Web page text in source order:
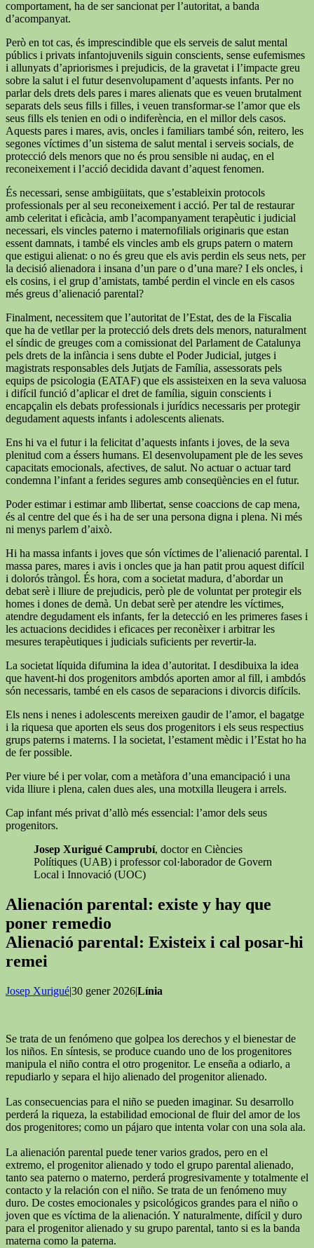
comportament, ha de ser sancionat per l’autoritat, a banda
d’acompanyat.
Però en tot cas, és imprescindible que els serveis de salut mental
públics i privats infantojuvenils siguin conscients, sense eufemismes
i allunyats d’apriorismes i prejudicis, de la gravetat i l’impacte greu
sobre la salut i el futur desenvolupament d’aquests infants. Per no
parlar dels drets dels pares i mares alienats que es veuen brutalment
separats dels seus fills i filles, i veuen transformar-se l’amor que els
seus fills els tenien en odi o indiferència, en el millor dels casos.
Aquests pares i mares, avis, oncles i familiars també són, reitero, les
segones víctimes d’un sistema de salut mental i serveis socials, de
protecció dels menors que no és prou sensible ni audaç, en el
reconeixement i l’acció decidida davant d’aquest fenomen.
És necessari, sense ambigüitats, que s’estableixin protocols
professionals per al seu reconeixement i acció. Per tal de restaurar
amb celeritat i eficàcia, amb l’acompanyament terapèutic i judicial
necessari, els vincles paterno i maternofilials originaris que estan
essent damnats, i també els vincles amb els grups patern o matern
que estigui alienat: o no és greu que els avis perdin els seus nets, per
la decisió alienadora i insana d’un pare o d’una mare? I els oncles, i
els cosins, i el grup d’amistats, també perdin el vincle en els casos
més greus d’alienació parental?
Finalment, necessitem que l’autoritat de l’Estat, des de la Fiscalia
que ha de vetllar per la protecció dels drets dels menors, naturalment
el síndic de greuges com a comissionat del Parlament de Catalunya
pels drets de la infància i sens dubte el Poder Judicial, jutges i
magistrats responsables dels Jutjats de Família, assessorats pels
equips de psicologia (EATAF) que els assisteixen en la seva valuosa
i difícil funció d’aplicar el dret de família, siguin conscients i
encapçalin els debats professionals i jurídics necessaris per protegir
degudament aquests infants i adolescents alienats.
Ens hi va el futur i la felicitat d’aquests infants i joves, de la seva
plenitud com a éssers humans. El desenvolupament ple de les seves
capacitats emocionals, afectives, de salut. No actuar o actuar tard
condemna l’infant a ferides segures amb conseqüències en el futur.
Poder estimar i estimar amb llibertat, sense coaccions de cap mena,
és al centre del que és i ha de ser una persona digna i plena. Ni més
ni menys parlem d’això.
Hi ha massa infants i joves que són víctimes de l’alienació parental. I
massa pares, mares i avis i oncles que ja han patit prou aquest difícil
i dolorós tràngol. És hora, com a societat madura, d’abordar un
debat serè i lliure de prejudicis, però ple de voluntat per protegir els
homes i dones de demà. Un debat serè per atendre les víctimes,
atendre degudament els infants, fer la detecció en les primeres fases i
les actuacions decidides i eficaces per reconèixer i arbitrar les
mesures terapèutiques i judicials suficients per revertir-la.
La societat líquida difumina la idea d’autoritat. I desdibuixa la idea
que havent-hi dos progenitors ambdós aporten amor al fill, i ambdós
són necessaris, també en els casos de separacions i divorcis difícils.
Els nens i nenes i adolescents mereixen gaudir de l’amor, el bagatge
i la riquesa que aporten els seus dos progenitors i els seus respectius
grups paterns i materns. I la societat, l’estament mèdic i l’Estat ho ha
de fer possible.
Per viure bé i per volar, com a metàfora d’una emancipació i una
vida lliure i plena, calen dues ales, una motxilla lleugera i arrels.
Cap infant més privat d’allò més essencial: l’amor dels seus
progenitors.
Josep Xurigué Camprubí, doctor en Ciències
Polítiques (UAB) i professor col·laborador de Govern
Local i Innovació (UOC)
Alienación parental: existe y hay que
poner remedio
Alienació parental: Existeix i cal posar-hi
remei
Josep Xurigué|30 gener 2026|Línia
Se trata de un fenómeno que golpea los derechos y el bienestar de
los niños. En síntesis, se produce cuando uno de los progenitores
manipula el niño contra el otro progenitor. Le enseña a odiarlo, a
repudiarlo y separa el hijo alienado del progenitor alienado.
Las consecuencias para el niño se pueden imaginar. Su desarrollo
perderá la riqueza, la estabilidad emocional de fluir del amor de los
dos progenitores; como un pájaro que intenta volar con una sola ala.
La alienación parental puede tener varios grados, pero en el
extremo, el progenitor alienado y todo el grupo parental alienado,
tanto sea paterno o materno, perderá progresivamente y totalmente el
contacto y la relación con el niño. Se trata de un fenómeno muy
duro. De costes emocionales y psicológicos grandes para el niño o
joven que es víctima de la alienación. Y naturalmente, difícil y duro
para el progenitor alienado y su grupo parental, tanto si es la banda
materna como la paterna.